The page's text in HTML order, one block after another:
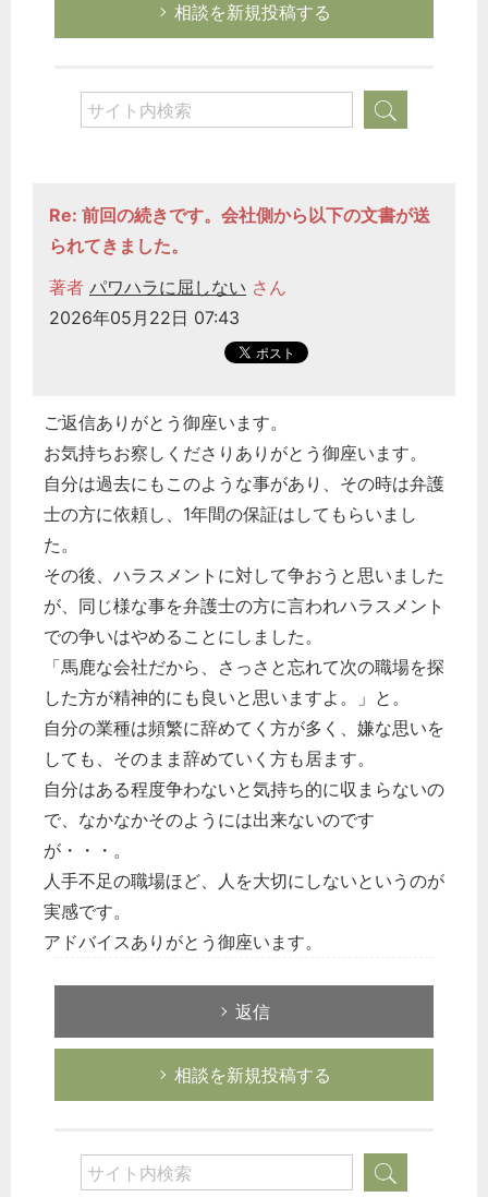
相談を新規投稿する
Re: 前回の続きです。会社側から以下の文書が送
られてきました。
著者 パワハラに屈しない さん
2026年05月22日 07:43
ご返信ありがとう御座います。
お気持ちお察しくださりありがとう御座います。
自分は過去にもこのような事があり、その時は弁護
士の方に依頼し、1年間の保証はしてもらいまし
た。
その後、ハラスメントに対して争おうと思いました
が、同じ様な事を弁護士の方に言われハラスメント
での争いはやめることにしました。
「馬鹿な会社だから、さっさと忘れて次の職場を探
した方が精神的にも良いと思いますよ。」と。
自分の業種は頻繁に辞めてく方が多く、嫌な思いを
しても、そのまま辞めていく方も居ます。
自分はある程度争わないと気持ち的に収まらないの
で、なかなかそのようには出来ないのです
が・・・。
人手不足の職場ほど、人を大切にしないというのが
実感です。
アドバイスありがとう御座います。
返信
相談を新規投稿する